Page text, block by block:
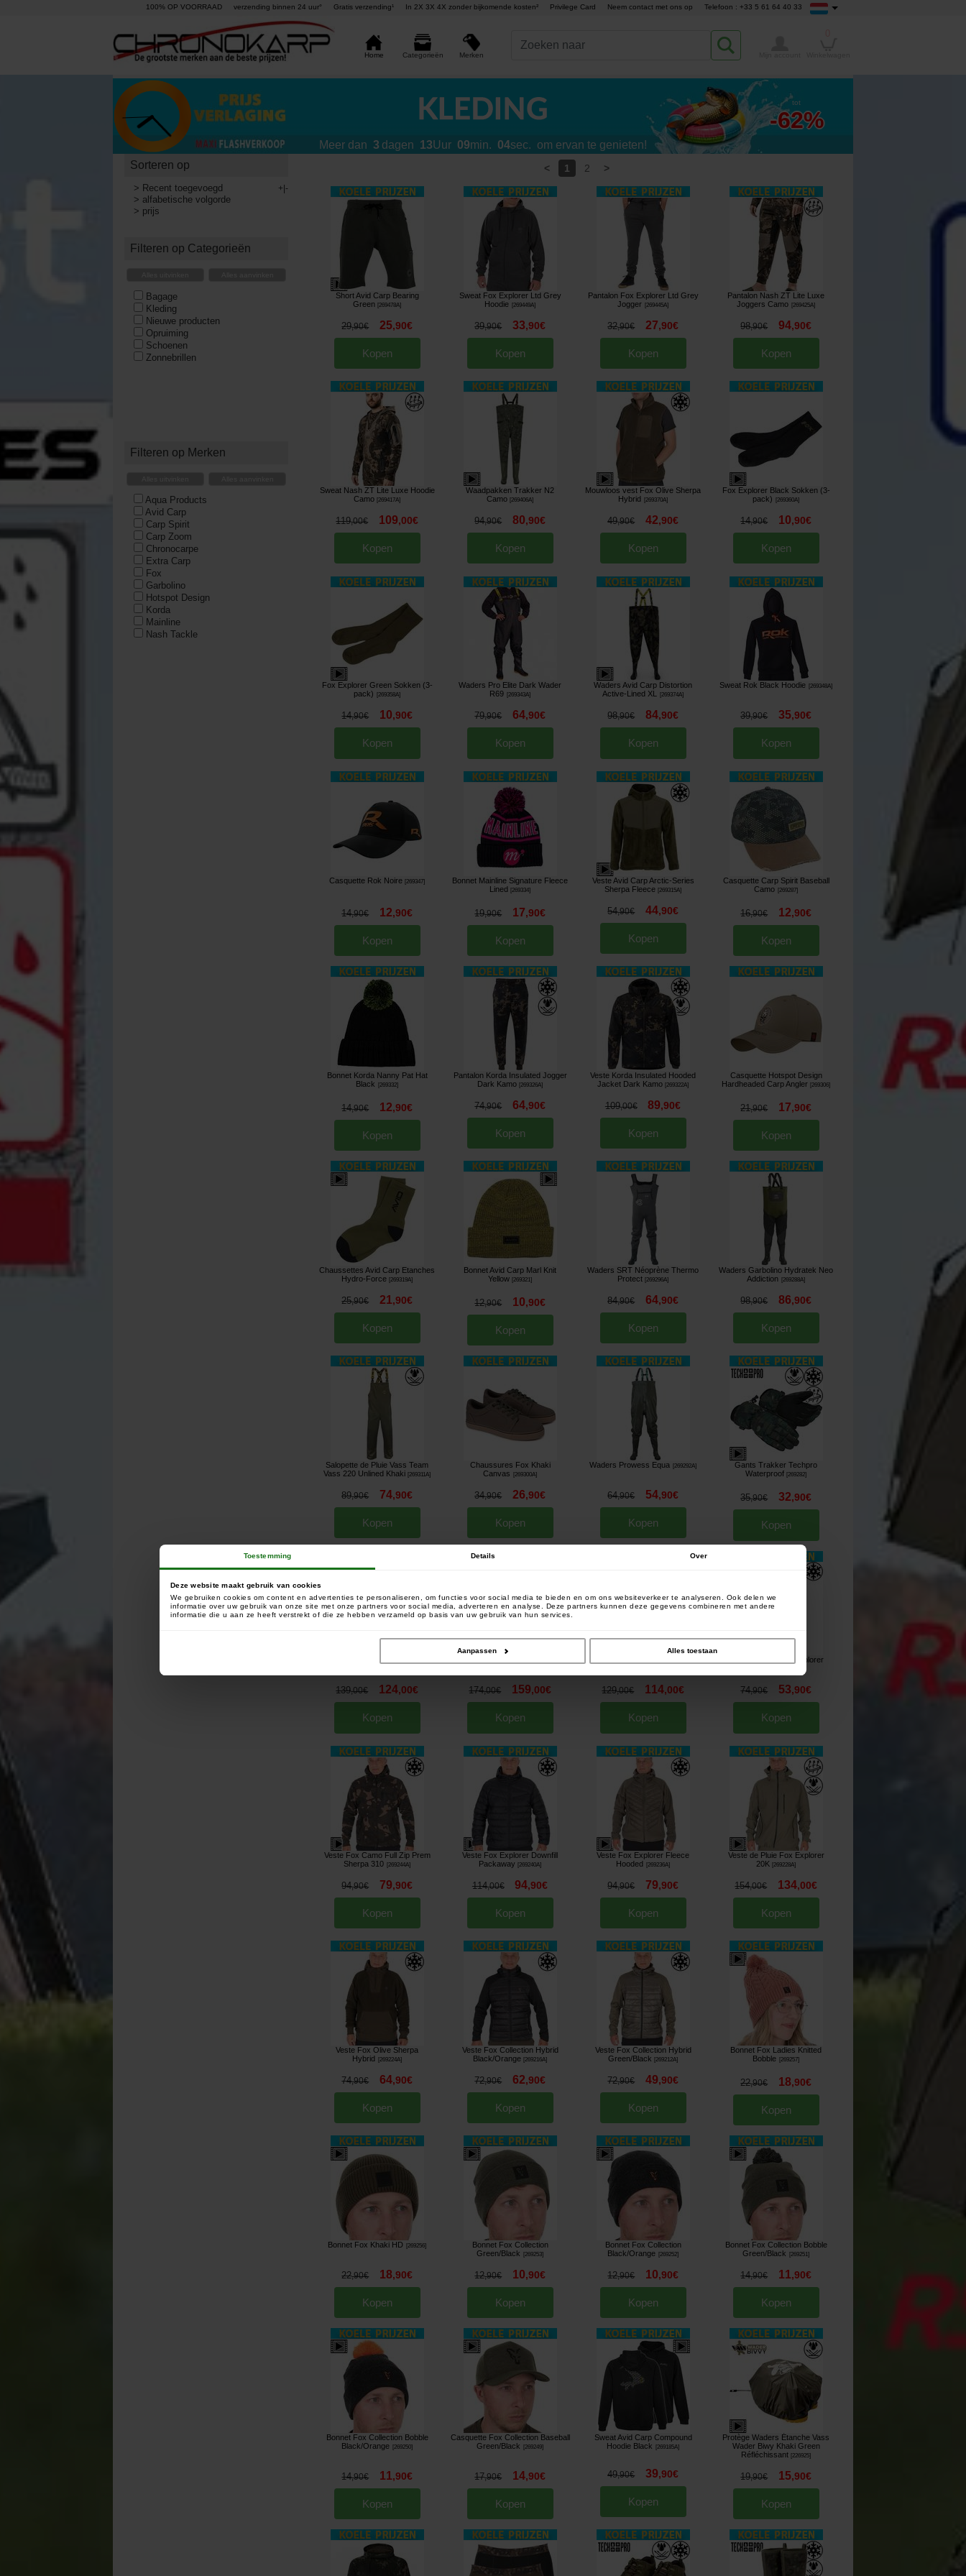
Toestemming Details Over
Deze website maakt gebruik van cookies
We gebruiken cookies om content en advertenties te personaliseren, om functies voor social media te bieden en om ons websiteverkeer te analyseren. Ook delen we
informatie over uw gebruik van onze site met onze partners voor social media, adverteren en analyse. Deze partners kunnen deze gegevens combineren met andere
informatie die u aan ze heeft verstrekt of die ze hebben verzameld op basis van uw gebruik van hun services.
Aanpassen Alles toestaan
100% OP VOORRAAD verzending binnen 24 uur° Gratis verzending¹ In 2X 3X 4X zonder bijkomende kosten² Privilege Card Neem contact met ons op Telefoon : +33 5 61 64 40 33
Home Categorieën Merken
tot
-62%
Meer dan 3 dagen 13Uur 09min. 03sec. om ervan te genieten!
Sorteren op
> Recent toegevoegd +|-
> alfabetische volgorde
> prijs
Filteren op Categorieën
Bagage
Kleding
Nieuwe producten
Opruiming
Schoenen
Zonnebrillen
Filteren op Merken
Aqua Products
Avid Carp
Carp Spirit
Carp Zoom
Chronocarpe
Extra Carp
Fox
Garbolino
Hotspot Design
Korda
Mainline
Nash Tackle
< 1 2 >
Short Avid Carp Bearing
Green [269478A]
29,90€ 25,90€
Kopen
Sweat Fox Explorer Ltd Grey
Hoodie
269449A]
39,90€ 33,90€
Kopen
Pantalon Fox Explorer Ltd Grey
Jogger
269445A]
32,90€ 27,90€
Kopen
Pantalon Nash ZT Lite Luxe
Joggers Camo
269425A]
98,90€ 94,90€
Kopen
Sweat Nash ZT Lite Luxe Hoodie
Camo [269417A]
119,00€ 109,00€
Kopen
Waadpakken Trakker N2
Camo [269406A]
94,90€ 80,90€
Kopen
Mouwloos vest Fox Olive Sherpa
Hybrid
269370A]
49,90€ 42,90€
Kopen
Fox Explorer Black Sokken (3-
pack)
269360A]
14,90€ 10,90€
Kopen
Fox Explorer Green Sokken (3-
pack)
269358A]
14,90€ 10,90€
Kopen
Waders Pro Elite Dark Wader
R69
269343A]
79,90€ 64,90€
Kopen
Waders Avid Carp Distortion
Active-Lined XL
269374A]
98,90€ 84,90€
Kopen
Sweat Rok Black Hoodie 269348A]
39,90€ 35,90€
Kopen
Casquette Rok Noire [269347]
14,90€ 12,90€
Kopen
Bonnet Mainline Signature Fleece
Lined [269334]
19,90€ 17,90€
Kopen
Veste Avid Carp Arctic-Series
Sherpa Fleece [269315A]
54,90€ 44,90€
Kopen
Casquette Carp Spirit Baseball
Camo [269287]
16,90€ 12,90€
Kopen
Bonnet Korda Nanny Pat Hat
Black
269332]
14,90€ 12,90€
Kopen
Pantalon Korda Insulated Jogger
Dark Kamo
269326A]
74,90€ 64,90€
Kopen
Veste Korda Insulated Hooded
Jacket Dark Kamo
269322A]
109,00€ 89,90€
Kopen
Casquette Hotspot Design
Hardheaded Carp Angler
269306]
21,90€ 17,90€
Kopen
Chaussettes Avid Carp Etanches
Hydro-Force [269319A]
25,90€ 21,90€
Kopen
Bonnet Avid Carp Marl Knit
Yellow [269321]
12,90€ 10,90€
Kopen
Waders SRT Néoprène Thermo
Protect [269296A]
84,90€ 64,90€
Kopen
Waders Garbolino Hydratek Neo
Addiction
269288A]
98,90€ 86,90€
Kopen
Salopette de Pluie Vass Team
Vass 220 Unlined Khaki [269311A]
89,90€ 74,90€
Kopen
Chaussures Fox Khaki
Canvas
269300A]
34,90€ 26,90€
Kopen
Waders Prowess Equa 269292A]
64,90€ 54,90€
Kopen
Gants Trakker Techpro
Waterproof [269282]
35,90€ 32,90€
Kopen
139,00€ 124,00€
Kopen
174,00€ 159,00€
Kopen
129,00€ 114,00€
Kopen
Veste Fox Women Explorer
74,90€ 53,90€
Kopen
Veste Fox Camo Full Zip Prem
Sherpa 310 [269244A]
94,90€ 79,90€
Kopen
Veste Fox Explorer Downfill
Packaway [269240A]
114,00€ 94,90€
Kopen
Veste Fox Explorer Fleece
Hooded [269236A]
94,90€ 79,90€
Kopen
Veste de Pluie Fox Explorer
20K [269228A]
154,00€ 134,00€
Kopen
Veste Fox Olive Sherpa
Hybrid
269224A]
74,90€ 64,90€
Kopen
Veste Fox Collection Hybrid
Black/Orange
269216A]
72,90€ 62,90€
Kopen
Veste Fox Collection Hybrid
Green/Black
269212A]
72,90€ 49,90€
Kopen
Bonnet Fox Ladies Knitted
Bobble
269257]
22,90€ 18,90€
Kopen
Bonnet Fox Khaki HD 269256]
22,90€ 18,90€
Kopen
Bonnet Fox Collection
Green/Black
269253]
12,90€ 10,90€
Kopen
Bonnet Fox Collection
Black/Orange
269252]
12,90€ 10,90€
Kopen
Bonnet Fox Collection Bobble
Green/Black
269251]
14,90€ 11,90€
Kopen
Bonnet Fox Collection Bobble
Black/Orange
269250]
14,90€ 11,90€
Kopen
Casquette Fox Collection Baseball
Green/Black
269249]
17,90€ 14,90€
Kopen
Sweat Avid Carp Compound
Hoodie Black
269185A]
49,90€ 39,90€
Kopen
Protège Waders Étanche Vass
Wader Biwy Khaki Green
Réfléchissant [226925]
19,90€ 15,90€
Kopen